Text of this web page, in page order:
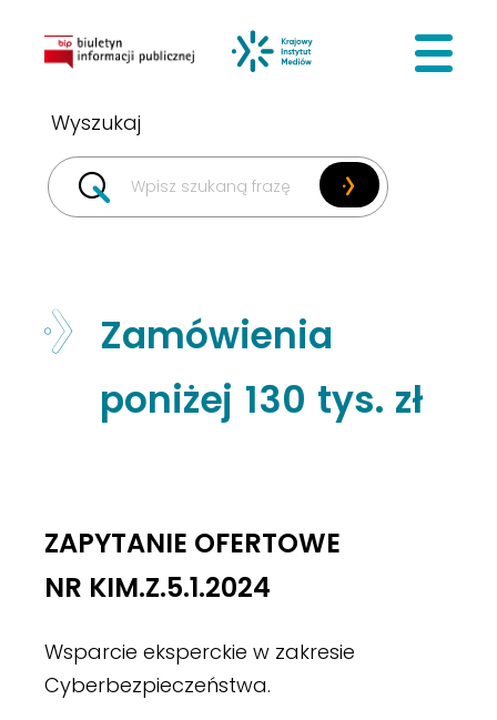
BIP
Zamówienia
poniżej 130 tys. zł
ZAPYTANIE OFERTOWE
NR KIM.Z.5.1.2024
Wsparcie eksperckie w zakresie
Cyberbezpieczeństwa.